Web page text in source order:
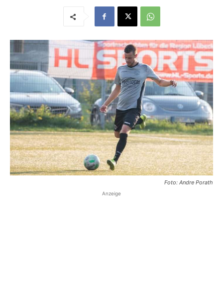
Foto: Andre Porath
Anzeige